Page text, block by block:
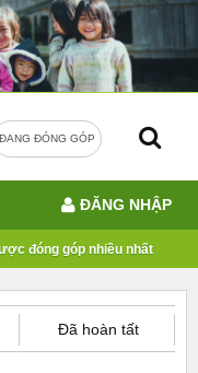
ĐANG ĐÓNG GÓP
đóng góp nhiều nhất
ĐĂNG NHẬP
Đã hoàn tất